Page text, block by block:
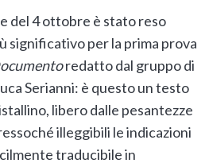
del 4 ottobre è stato reso
significativo per la prima prova
redatto dal gruppo di
Serianni: è questo un testo
libero dalle pesantezze
illeggibili le indicazioni
traducibile in